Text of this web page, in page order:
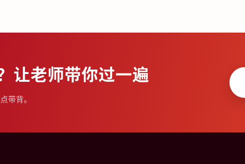
让老师带你过一遍
带背。